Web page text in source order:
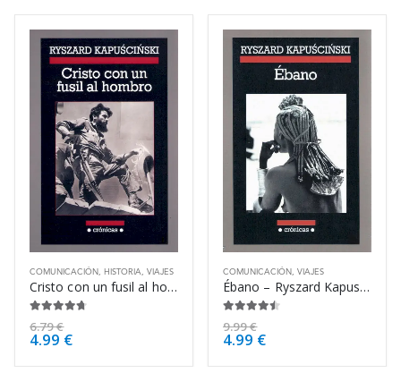
COMUNICACIÓN HISTORIA VIAJES
Cristo con un fusil al hombro – Ryszard Kapuscinski
6.79€
4.99 €
COMUNICACIÓN VIAJES
Ébano – Ryszard Kapuscinski
9.99€
4.99 €